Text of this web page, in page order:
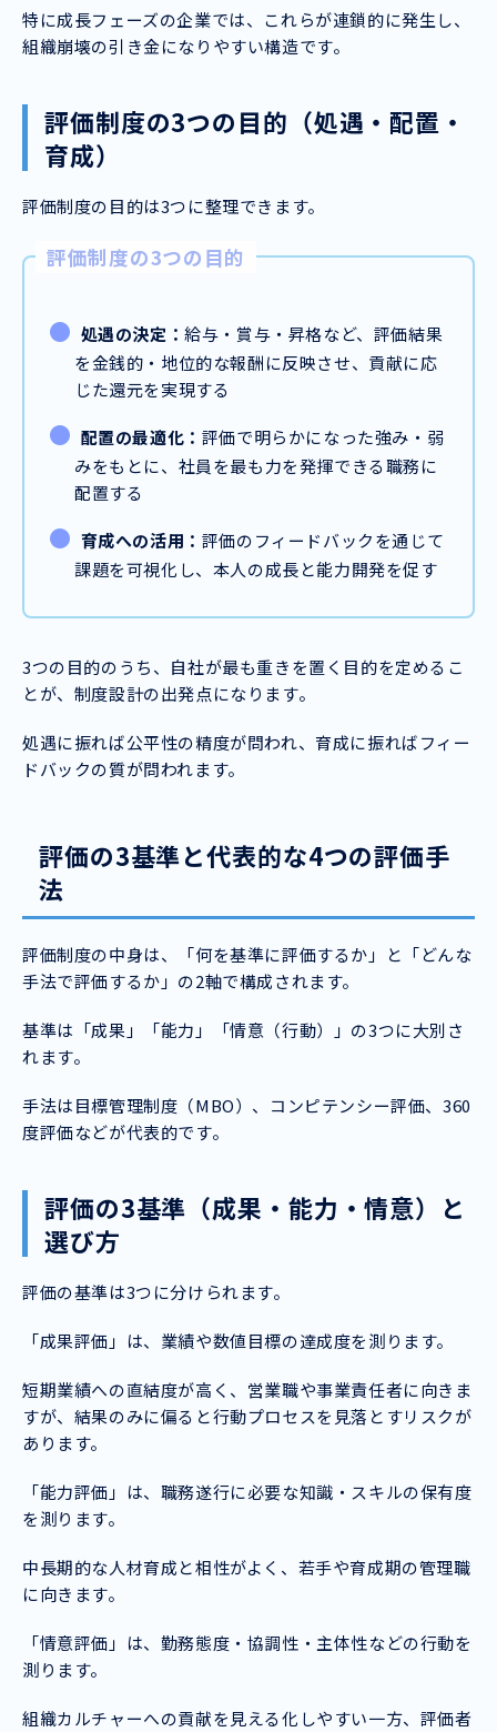
特に成長フェーズの企業では、これらが連鎖的に発生し、
組織崩壊の引き金になりやすい構造です。
評価制度の3つの目的（処遇・配置・
育成）
評価制度の目的は3つに整理できます。
評価制度の3つの目的
処遇の決定：給与・賞与・昇格など、評価結果
を金銭的・地位的な報酬に反映させ、貢献に応
じた還元を実現する
配置の最適化： 評価で明らかになった強み・弱
みをもとに、社員を最も力を発揮できる職務に
配置する
育成への活用： 評価のフィードバックを通じて
課題を可視化し、本人の成長と能力開発を促す
3つの目的のうち、自社が最も重きを置く目的を定めるこ
とが、制度設計の出発点になります。
処遇に振れば公平性の精度が問われ、育成に振ればフィー
ドバックの質が問われます。
評価の3基準と代表的な4つの評価手
法
評価制度の中身は、「何を基準に評価するか」と「どんな
手法で評価するか」の2軸で構成されます。
基準は「成果」「能力」「情意（行動）」の3つに大別さ
れます。
手法は目標管理制度（MBO）、コンピテンシー評価、360
度評価などが代表的です。
評価の3基準（成果・能力・情意）と
選び方
評価の基準は3つに分けられます。
「成果評価」は、業績や数値目標の達成度を測ります。
短期業績への直結度が高く、営業職や事業責任者に向きま
すが、結果のみに偏ると行動プロセスを見落とすリスクが
あります。
「能力評価」は、職務遂行に必要な知識・スキルの保有度
を測ります。
中長期的な人材育成と相性がよく、若手や育成期の管理職
に向きます。
「情意評価」は、勤務態度・協調性・主体性などの行動を
測ります。
組織カルチャーへの貢献を見える化しやすい一方、評価者